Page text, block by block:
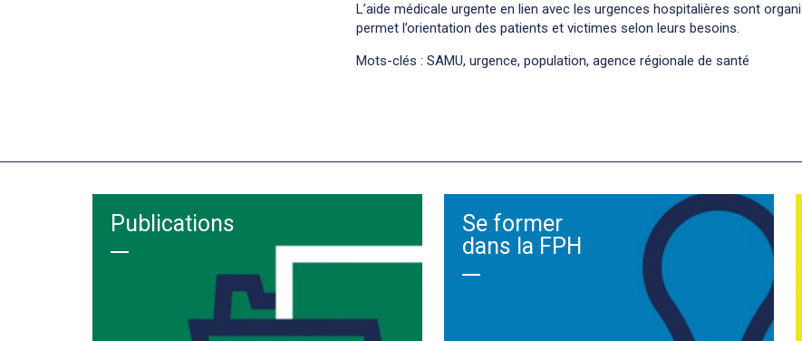
L’aide médicale urgente en lien avec les urgences hospitalières sont
permet l’orientation des patients et victimes selon leurs besoins.
Mots-clés : SAMU, urgence, population, agence régionale de santé
Publications
Se former
dans la FPH